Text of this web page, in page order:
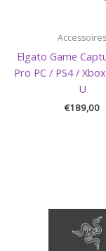
Accessoires
Elgato Game
Pro PC / PS4 /
U
€189,00